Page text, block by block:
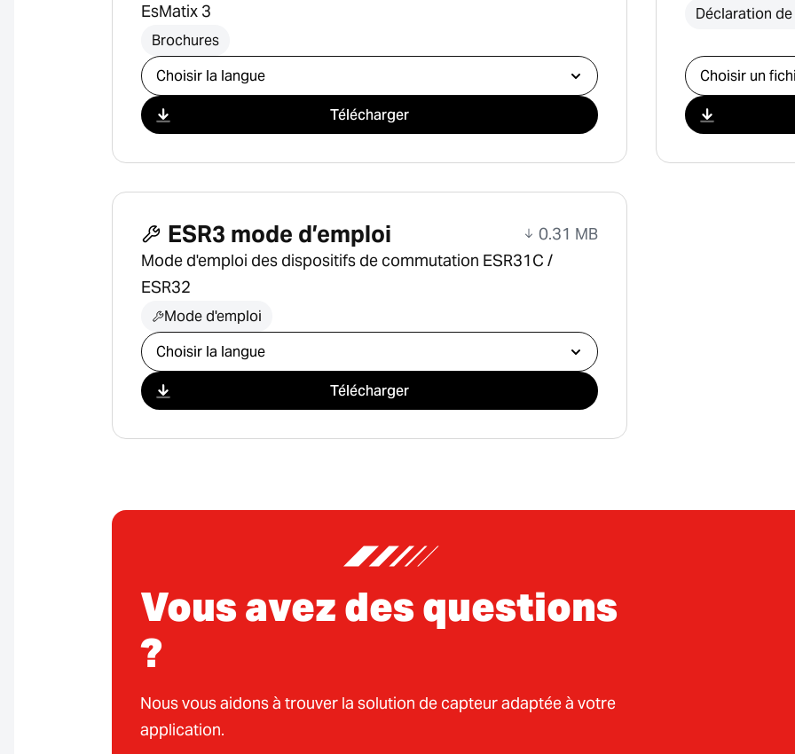
EsMatix 3
Brochures
Sélectionner le téléchargement
Télécharger
Déclaration
Sélectionner le
ESR3 mode d’emploi
0.31 MB
Mode d'emploi des dispositifs de commutation ESR31C /
ESR32
Mode d'emploi
Sélectionner le téléchargement
Télécharger
Vous avez des questions
?
Nous vous aidons à trouver la solution de capteur adaptée à votre
application.